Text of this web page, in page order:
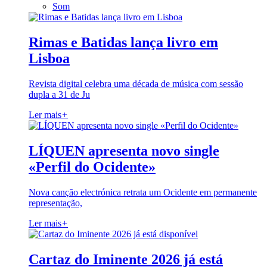
Som
Rimas e Batidas lança livro em
Lisboa
Revista digital celebra uma década de música com sessão
dupla a 31 de Ju
Ler mais+
LÍQUEN apresenta novo single
«Perfil do Ocidente»
Nova canção electrónica retrata um Ocidente em permanente
representação,
Ler mais+
Cartaz do Iminente 2026 já está